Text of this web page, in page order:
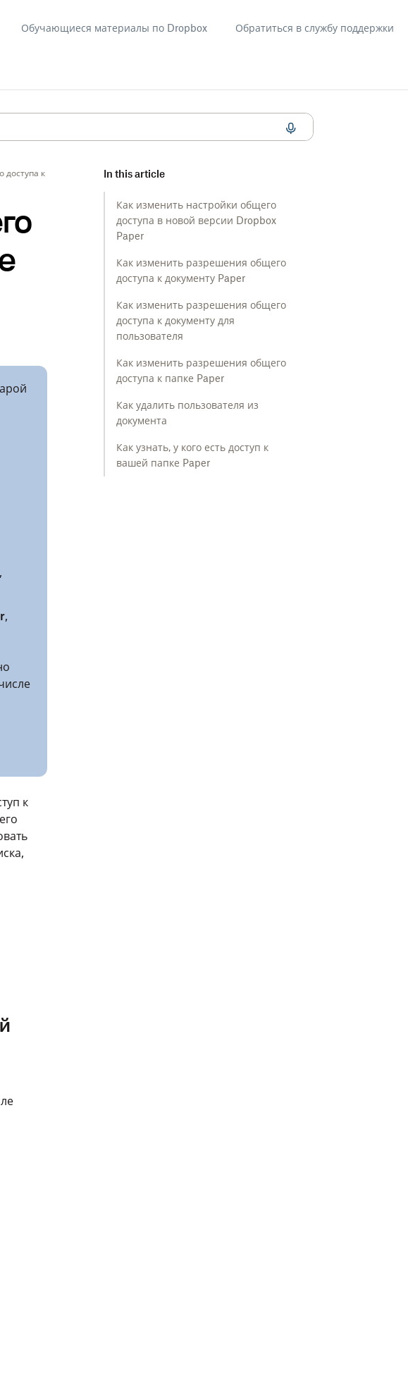
Обучающиеся материалы по Dropbox Обратиться в службу поддержки
к документу или папке Paper
In this article
Как изменить настройки общего
доступа в новой версии Dropbox
Paper
Как изменить разрешения общего
доступа к документу Paper
Как изменить разрешения общего
доступа к документу для
пользователя
Как изменить разрешения общего
доступа к папке Paper
Как удалить пользователя из
документа
Как узнать, у кого есть доступ к
вашей папке Paper
,
к